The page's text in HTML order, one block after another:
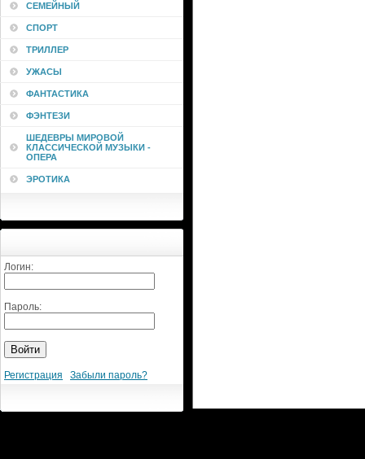
СЕМЕЙНЫЙ
СПОРТ
ТРИЛЛЕР
УЖАСЫ
ФАНТАСТИКА
ФЭНТЕЗИ
ШЕДЕВРЫ МИРОВОЙ
КЛАССИЧЕСКОЙ МУЗЫКИ -
ОПЕРА
ЭРОТИКА
Логин:
Пароль:
Регистрация Забыли пароль?